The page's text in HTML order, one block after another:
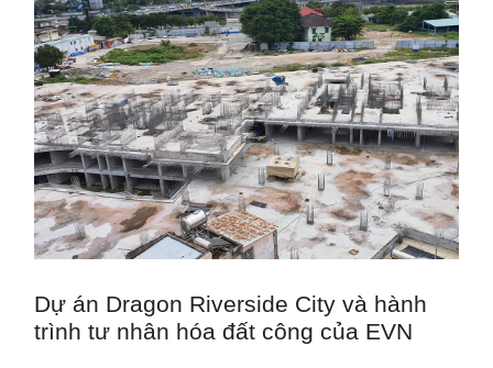
Dự án Dragon Riverside City và hành
trình tư nhân hóa đất công của EVN